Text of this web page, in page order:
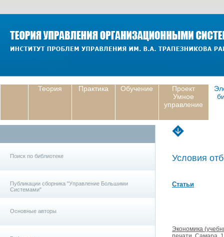
Теория Практика Обучение
Проект
Умное
управление
Поиск по библиотеке
Публикации сборника "Управление Большими
Системами"
Основные авторы
Условия
Статьи
Экономика